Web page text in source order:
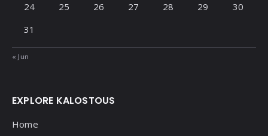
24
25 26 27 28 29
30
31
« Jun
EXPLORE KALOSTOUS
Home